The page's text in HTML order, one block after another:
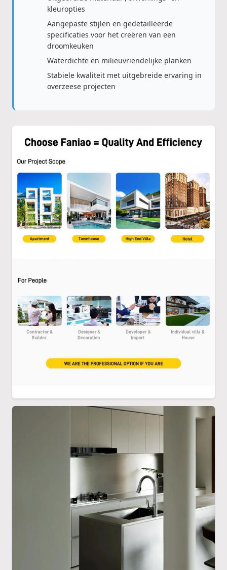
kleuropties
Aangepaste stijlen en gedetailleerde
specificaties voor het creëren van een
droomkeuken
Waterdichte en milieuvriendelijke planken
Stabiele kwaliteit met uitgebreide ervaring in
overzeese projecten